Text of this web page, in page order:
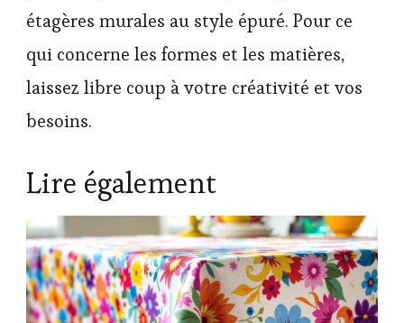
étagères murales au style épuré. Pour ce
qui concerne les formes et les matières,
laissez libre coup à votre créativité et vos
besoins.
Lire également